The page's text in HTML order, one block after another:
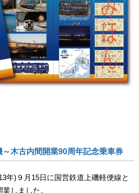
～木古内間開業90周年記念乗車券
年)９月15日に国営鉄道上磯軽便線と
しました。